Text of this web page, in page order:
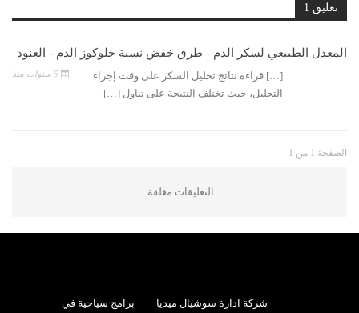
تعليق 1
المعدل الطبيعي لسكر الدم - طرق خفض نسبة جلوكوز الدم - العنود
[…] قراءة نتائج تحليل السكر على وقت إجراء
التحليل، حيث تختلف النتيجة على تناول […]
الصفحة 1 من 1
التعليقات مغلقة.
شركة ادارة سوشيال ميديا
برامج سياحية في